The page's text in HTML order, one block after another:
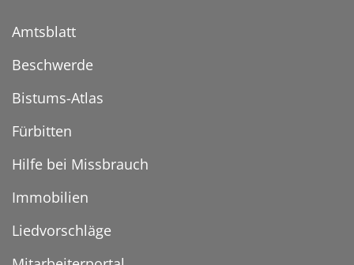
Amtsblatt
Beschwerde
Bistums-Atlas
Fürbitten
Hilfe bei Missbrauch
Immobilien
Liedvorschläge